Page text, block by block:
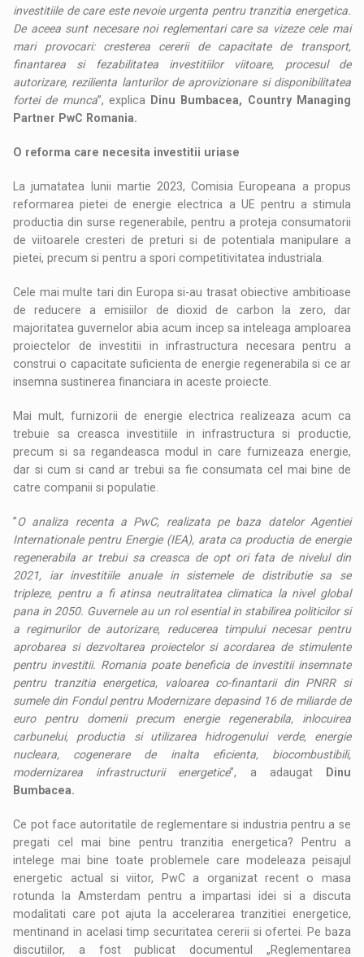
investitiile de care este nevoie urgenta pentru tranzitia energetica.
De aceea sunt necesare noi reglementari care sa vizeze cele mai
mari provocari: cresterea cererii de capacitate de transport,
finantarea si fezabilitatea investitiilor viitoare, procesul de
autorizare, rezilienta lanturilor de aprovizionare si disponibilitatea
fortei de munca”, explica
Dinu Bumbacea, Country Managing
Partner PwC Romania.
O reforma care necesita investitii uriase
La jumatatea lunii martie 2023, Comisia Europeana a propus
reformarea pietei de energie electrica a UE pentru a stimula
productia din surse regenerabile, pentru a proteja consumatorii
de viitoarele cresteri de preturi si de potentiala manipulare a
pietei, precum si pentru a spori competitivitatea industriala.
Cele mai multe tari din Europa si-au trasat obiective ambitioase
de reducere a emisiilor de dioxid de carbon la zero, dar
majoritatea guvernelor abia acum incep sa inteleaga amploarea
proiectelor de investitii in infrastructura necesara pentru a
construi o capacitate suficienta de energie regenerabila si ce ar
insemna sustinerea financiara in aceste proiecte.
Mai mult, furnizorii de energie electrica realizeaza acum ca
trebuie sa creasca investitiile in infrastructura si productie,
precum si sa regandeasca modul in care furnizeaza energie,
dar si cum si cand ar trebui sa fie consumata cel mai bine de
catre companii si populatie.
”O analiza recenta a PwC, realizata pe baza datelor Agentiei
Internationale pentru Energie (IEA), arata ca productia de energie
regenerabila ar trebui sa creasca de opt ori fata de nivelul din
2021, iar investitiile anuale in sistemele de distributie sa se
tripleze, pentru a fi atinsa neutralitatea climatica la nivel global
pana in 2050. Guvernele au un rol esential in stabilirea politicilor si
a regimurilor de autorizare, reducerea timpului necesar pentru
aprobarea si dezvoltarea proiectelor si acordarea de stimulente
pentru investitii. Romania poate beneficia de investitii insemnate
pentru tranzitia energetica, valoarea co-finantarii din PNRR si
sumele din Fondul pentru Modernizare depasind 16 de miliarde de
euro pentru domenii precum energie regenerabila, inlocuirea
carbunelui, productia si utilizarea hidrogenului verde, energie
nucleara, cogenerare de inalta eficienta, biocombustibili,
modernizarea infrastructurii energetice”, a adaugat
Dinu
Bumbacea.
Ce pot face autoritatile de reglementare si industria pentru a se
pregati cel mai bine pentru tranzitia energetica? Pentru a
intelege mai bine toate problemele care modeleaza peisajul
energetic actual si viitor, PwC a organizat recent o masa
rotunda la Amsterdam pentru a impartasi idei si a discuta
modalitati care pot ajuta la accelerarea tranzitiei energetice,
mentinand in acelasi timp securitatea cererii si ofertei. Pe baza
discutiilor, a fost publicat documentul „Reglementarea